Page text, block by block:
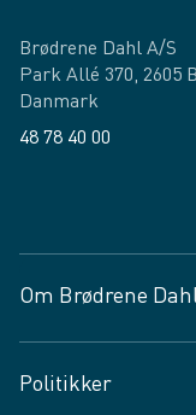
Brødrene Dahl A/S
Park Allé 370, 2605
Danmark
48 78 40 00
Om Brødrene
Vagttelefon 30 10 89
Politikker